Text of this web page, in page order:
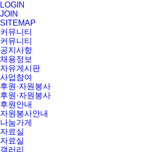
LOGIN
JOIN
SITEMAP
커뮤니티
커뮤니티
공지사항
채용정보
자유게시판
사업참여
후원·자원봉사
후원·자원봉사
후원안내
자원봉사안내
나눔가게
자료실
자료실
갤러리